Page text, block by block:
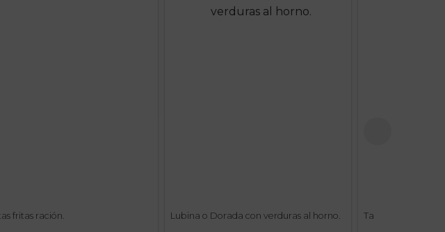
fritas ración. Lubina o Dorada con verduras al horno. Tarta de queso